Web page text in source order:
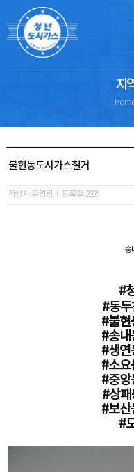
지
Home
불현동도시가스철거
작성자: 운영팀 등록일: 2024
송
#
#동두
#불현
#송내
#생연
#소요
#중앙
#상패
#보산
#